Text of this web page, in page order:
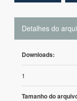
Detalhes do
Downloads:
1
Tamanho do